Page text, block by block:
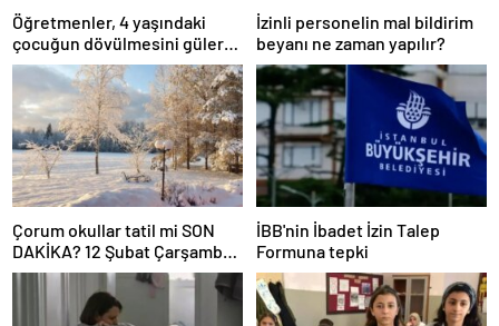
Öğretmenler, 4 yaşındaki
çocuğun dövülmesini gülerek
izledi
İzinli personelin mal bildirim
beyanı ne zaman yapılır?
Çorum okullar tatil mi SON
DAKİKA? 12 Şubat Çarşamba
Çorum’da okul yok mu (Çorum
Valiliği Açıklaması – KAR
TATİLİ)?
İBB'nin İbadet İzin Talep
Formuna tepki